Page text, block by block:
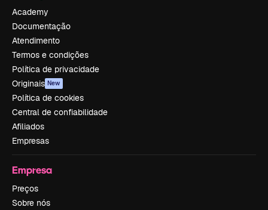
Academy
Documentação
Atendimento
Termos e condições
Política de privacidade
Originais New
Política de cookies
Central de confiabilidade
Afiliados
Empresas
Empresa
Preços
Sobre nós